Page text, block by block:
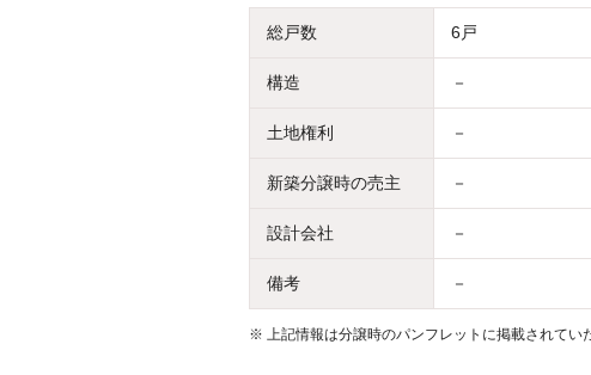
総戸数 6戸
構造 －
土地権利 －
新築分譲時の売主 －
設計会社 －
備考 －
※ 上記情報は分譲時のパンフレットに掲載されてい